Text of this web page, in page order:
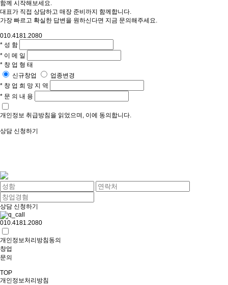
함께 시작해보세요.
대표가 직접 상담하고 매장 준비까지 함께합니다.
가장 빠르고 확실한 답변을 원하신다면 지금 문의해주세요.
010.4181.2080
* 성 함
* 이 메 일
* 창 업 형 태
신규창업
업종변경
* 창 업 희 망 지 역
* 문 의 내 용
개인정보 취급방침을 읽었으며, 이에 동의합니다.
상담 신청하기
상담 신청하기
010.4181.2080
개인정보처리방침동의
창업
문의
TOP
개인정보처리방침